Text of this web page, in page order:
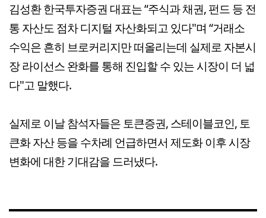
김성환 한국투자증권 대표는 “주식과 채권, 펀드 등 전
통 자산도 점차 디지털 자산화되고 있다"며 “거래소
수익은 흔히 브로커리지만 떠올리는데 실제로 자본시
장 라이선스 완화를 통해 진입할 수 있는 시장이 더 넓
다"고 말했다.
실제로 이날 참석자들은 토큰증권, 스테이블코인, 토
큰화 자산 등을 수차례 언급하면서 제도화 이후 시장
변화에 대한 기대감을 드러냈다.